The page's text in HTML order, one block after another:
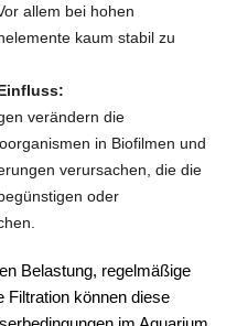
allem bei hohen
kaum stabil zu
verändern die
in Biofilmen und
verursachen, die die
oder
Belastung, regelmäßige
Filtration können diese